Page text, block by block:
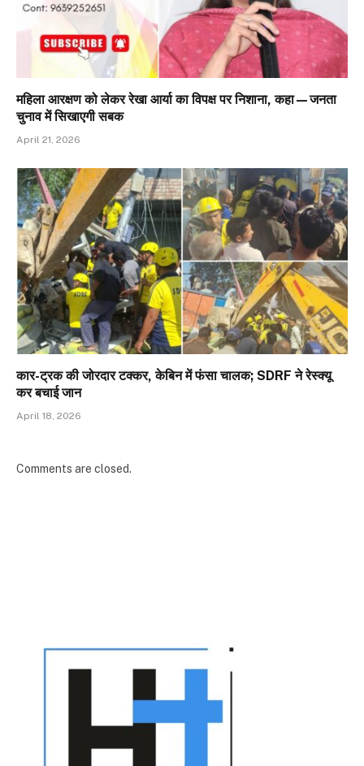
महिला आरक्षण को लेकर रेखा आर्या का विपक्ष पर निशाना, कहा—जनता
चुनाव में सिखाएगी सबक
April 21, 2026
कार-ट्रक की जोरदार टक्कर, केबिन में फंसा चालक; SDRF ने रेस्क्यू
कर बचाई जान
April 18, 2026
Comments are closed.